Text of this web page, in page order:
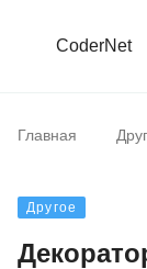
CoderNet
Главная
Другое